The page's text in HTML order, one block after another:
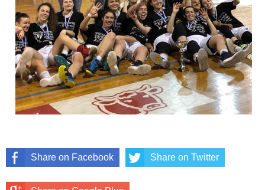
Share on Facebook Share on Twitter